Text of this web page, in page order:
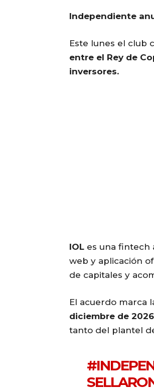
Independiente
Este lunes el club
entre el Rey de
inversores.
IOL es una fintech
web y aplicación
de capitales y
El acuerdo marca
diciembre de 2026
tanto del plantel